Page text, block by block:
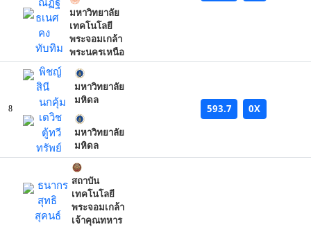
ธเนศ
คง
ทับทิม
มหาวิทยาลัย
เทคโนโลยี
พระจอมเกล้า
พระนครเหนือ
8
พิชญ์
สินี
นกคุ้ม
มหาวิทยาลัย
มหิดล
เตวิช
ตู้ทวี
ทรัพย์
มหาวิทยาลัย
มหิดล
593.7 0X
ธนากร
สุทธิ
สุคนธ์
สถาบัน
เทคโนโลยี
พระจอมเกล้า
เจ้าคุณทหาร